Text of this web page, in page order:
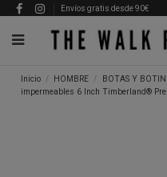
Envíos gratis desde 90€
Inicio HOMBRE BOTAS Y
impermeables 6 Inch Timberland®